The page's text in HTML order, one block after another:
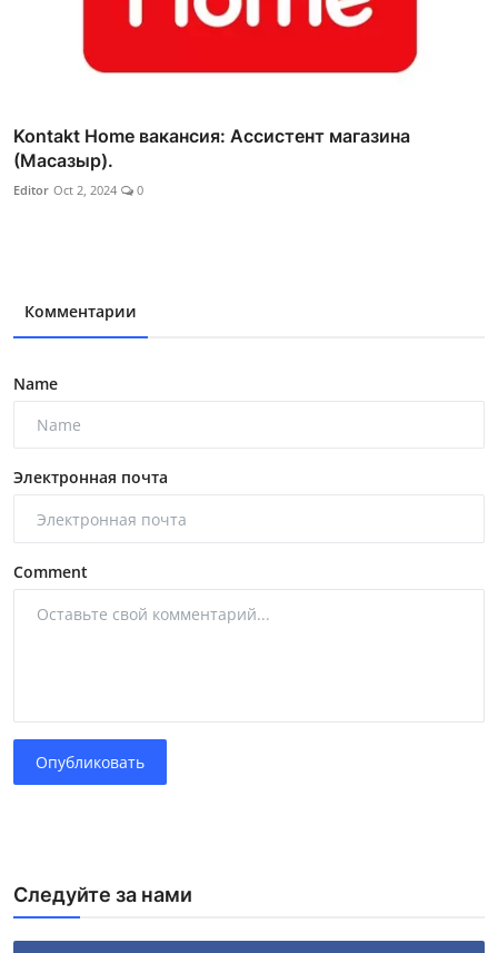
Kontakt Home вакансия: Ассистент магазина
(Масазыр).
Editor Oct 2, 2024 0
Комментарии
Name
Электронная почта
Comment
Опубликовать
Следуйте за нами